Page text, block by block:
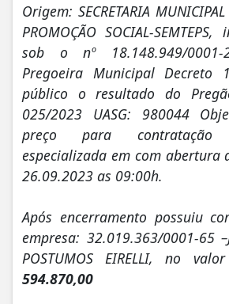
Origem: SECRETARIA
PROMOÇÃO SOCIAL-
sob o nº 18.148.949/
Pregoeira Municipal Decreto
público o resultado do
025/2023 UASG: 980044
preço para contratação
especializada em com abertura
26.09.2023 as 09:00h.
Após encerramento possuiu
empresa: 32.019.363/0001-65
POSTUMOS EIRELLI, no
594.870,00